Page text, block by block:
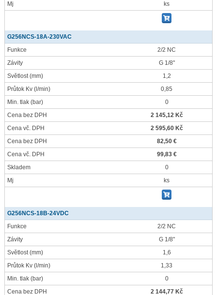
Mj
ks
G256NCS-18A-230VAC
Funkce
2/2 NC
Závity
G 1/8"
Světlost(mm)
1,2
Průtok Kv (l/min)
0,85
Min. tlak (bar)
0
Cena bez DPH
2 145,12 Kč
Cena vč. DPH
2 595,60 Kč
Cena bez DPH
82,50 €
Cena vč. DPH
99,83 €
Skladem
0
Mj
ks
G256NCS-18B-24VDC
Funkce
2/2 NC
Závity
G 1/8"
Světlost(mm)
1,6
Průtok Kv (l/min)
1,33
Min. tlak (bar)
0
Cena bez DPH
2 144,77 Kč